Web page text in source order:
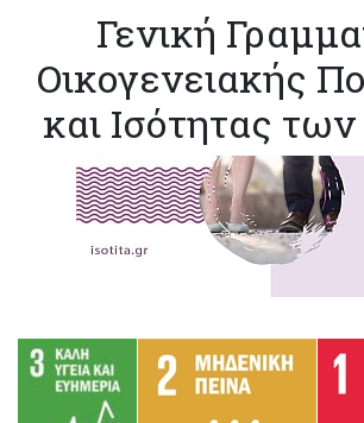
Γενική
Οικογενειακής
και Ισότητας